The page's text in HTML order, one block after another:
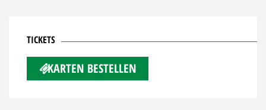
TICKETS
KARTEN BESTELLEN